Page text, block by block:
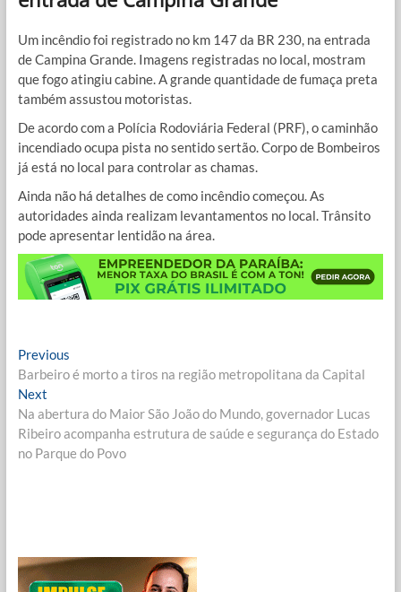
Um incêndio foi registrado no km 147 da BR 230, na entrada
de Campina Grande. Imagens registradas no local, mostram
que fogo atingiu cabine. A grande quantidade de fumaça preta
também assustou motoristas.
De acordo com a Polícia Rodoviária Federal (PRF), o caminhão
incendiado ocupa pista no sentido sertão. Corpo de Bombeiros
já está no local para controlar as chamas.
Ainda não há detalhes de como incêndio começou. As
autoridades ainda realizam levantamentos no local. Trânsito
pode apresentar lentidão na área.
Navegação
de
Post
PreviousPrevious
post:
Barbeiro é morto a tiros na região metropolitana da Capital
NextNext
post:
Na abertura do Maior São João do Mundo, governador Lucas
Ribeiro acompanha estrutura de saúde e segurança do Estado
no Parque do Povo